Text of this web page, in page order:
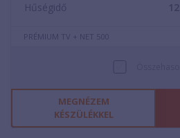
Hűségidő
12
PRÉMIUM TV + NET 500
MEGNÉZEM
KÉSZÜLÉKKEL